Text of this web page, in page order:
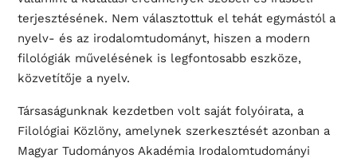
terjesztésének. Nem választottuk el tehát egymástól a
nyelv- és az irodalomtudományt, hiszen a modern
filológiák művelésének is legfontosabb eszköze,
közvetítője a nyelv.
Társaságunknak kezdetben volt saját folyóirata, a
Filológiai Közlöny, amelynek szerkesztését azonban a
Magyar Tudományos Akadémia Irodalomtudományi